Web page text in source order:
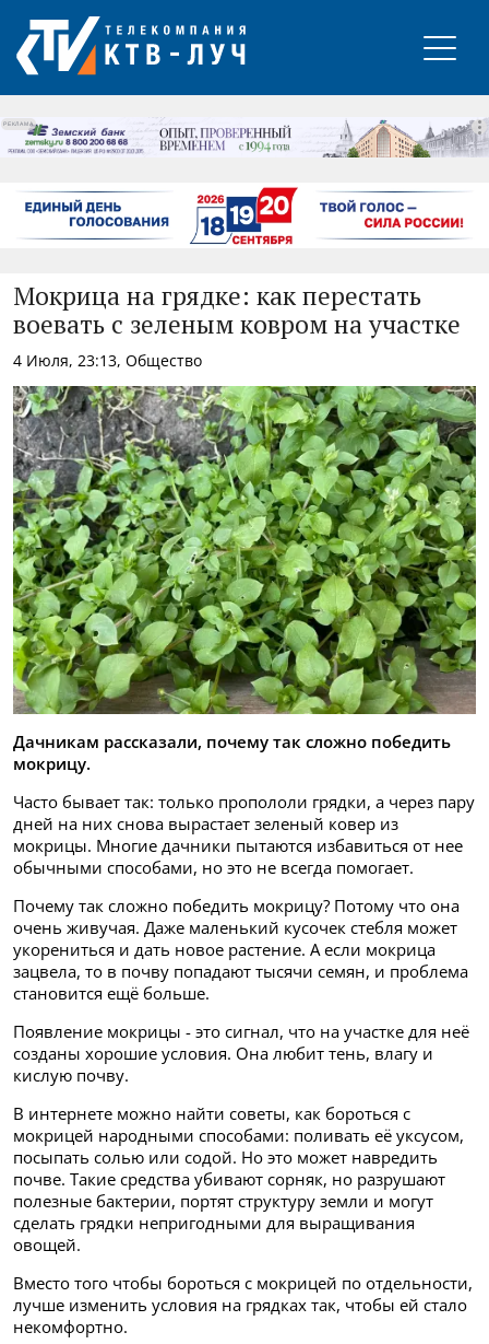
РЕКЛАМА
Мокрица на грядке: как перестать
воевать с зеленым ковром на участке
4 Июля, 23:13, Общество
Дачникам рассказали, почему так сложно победить
мокрицу.
Часто бывает так: только пропололи грядки, а через пару
дней на них снова вырастает зеленый ковер из
мокрицы. Многие дачники пытаются избавиться от нее
обычными способами, но это не всегда помогает.
Почему так сложно победить мокрицу? Потому что она
очень живучая. Даже маленький кусочек стебля может
укорениться и дать новое растение. А если мокрица
зацвела, то в почву попадают тысячи семян, и проблема
становится ещё больше.
Появление мокрицы - это сигнал, что на участке для неё
созданы хорошие условия. Она любит тень, влагу и
кислую почву.
В интернете можно найти советы, как бороться с
мокрицей народными способами: поливать её уксусом,
посыпать солью или содой. Но это может навредить
почве. Такие средства убивают сорняк, но разрушают
полезные бактерии, портят структуру земли и могут
сделать грядки непригодными для выращивания
овощей.
Вместо того чтобы бороться с мокрицей по отдельности,
лучше изменить условия на грядках так, чтобы ей стало
некомфортно.